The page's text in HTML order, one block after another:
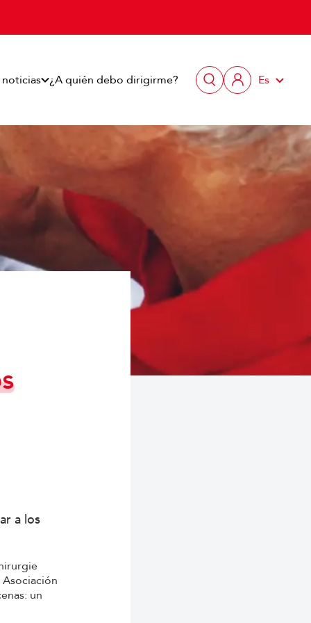
¿A quién debo dirigirme? Es
a los
un